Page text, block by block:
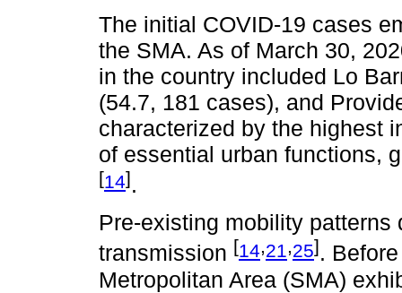
The initial COVID-19 cases
the SMA. As of March 30,
in the country included Lo
(54.7, 181 cases), and
characterized by the highest
of essential urban functions,
[14].
Pre-existing mobility
transmission [14,21 ,25].
Metropolitan Area (SMA)